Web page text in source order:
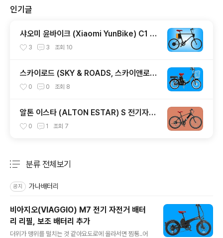
인기글
샤오미 윤바이크 (Xiaomi YunBike) C1 전
기자전거 배터리 재생, 보조 배터리 추가
3 3 조회 10
스카이로드 (SKY & ROADS, 스카이앤로
즈) SR 20 전기 자전거 배터리 리필, 보조배
0 0 조회 8
알톤 이스타 (ALTON ESTAR) S 전기자전
거 배터리 셀 교체 및 보조배터리 추가
0 1 조회 7
분류 전체보기
공지 가나배터리
비아지오(VIAGGIO) M7 전기 자전거 배터
리 리필, 보조 배터리 추가
더위가 맹위를 떨치는 것 같아요도로에 올라서면 찜통..어